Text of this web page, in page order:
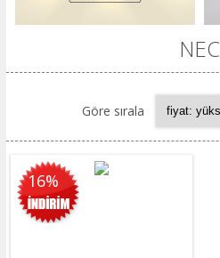
NEC
Göre sırala
16%